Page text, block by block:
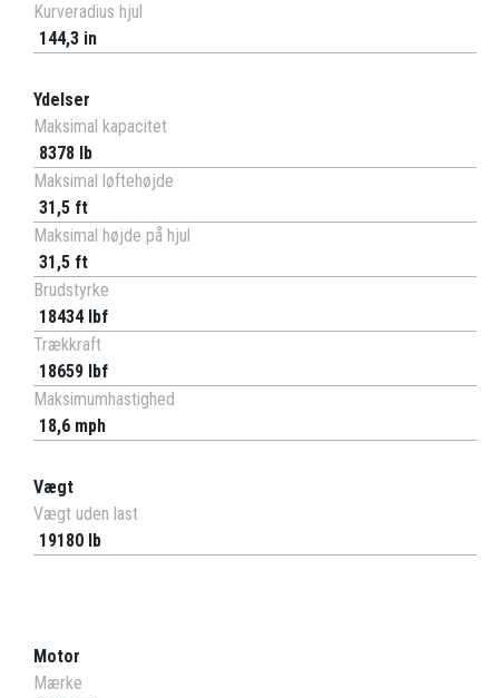
Kurveradius hjul
144,3 in
Ydelser
Maksimal kapacitet
8378 lb
Maksimal løftehøjde
31,5 ft
Maksimal højde på hjul
31,5 ft
Brudstyrke
18434 lbf
Trækkraft
18659 lbf
Maksimumhastighed
18,6 mph
Vægt
Vægt uden last
19180 lb
Motor
Mærke